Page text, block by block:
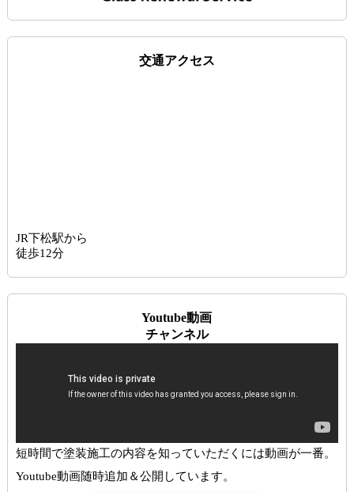
交通アクセス
JR下松駅から
徒歩12分
Youtube動画
チャンネル
短時間で塗装施工の内容を知っていただくには動画が一番。
Youtube動画随時追加＆公開しています。